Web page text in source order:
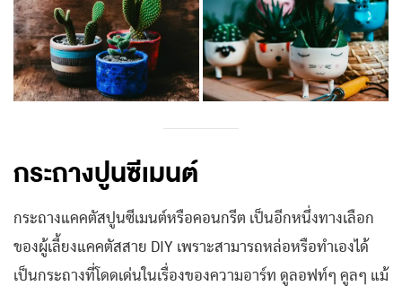
กระถางปูนซีเมนต์
กระถางแคคตัสปูนซีเมนต์หรือคอนกรีต เป็นอีกหนึ่งทางเลือก
ของผู้เลี้ยงแคคตัสสาย DIY เพราะสามารถหล่อหรือทำเองได้
เป็นกระถางที่โดดเด่นในเรื่องของความอาร์ท ดูลอฟท์ๆ คูลๆ แม้